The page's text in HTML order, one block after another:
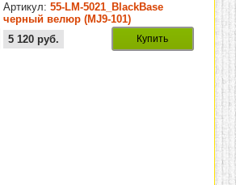
Артикул:55-LM-5021_BlackBase
черный велюр (MJ9-101)
5 120 руб. Купить